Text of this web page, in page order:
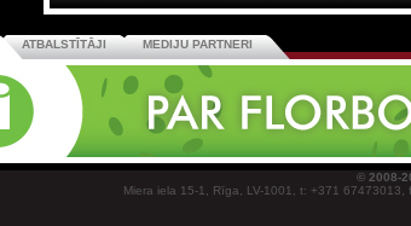
ATBALSTĪTĀJI MEDIJU PARTNERI
© 2008-
Miera iela 15-1, Rīga, LV-1001, t: +371